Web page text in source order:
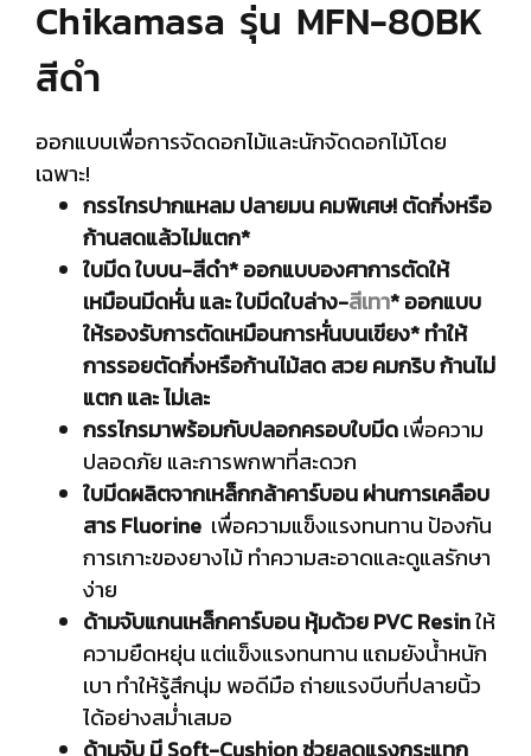
Chikamasa รุ่น MFN-80BK
สีดำ
ออกแบบเพื่อการจัดดอกไม้และนักจัดดอกไม้โดย
เฉพาะ!
กรรไกรปากแหลม ปลายมน คมพิเศษ! ตัดกิ่งหรือ
ก้านสดแล้วไม่แตก*
ใบมีด ใบบน-สีดำ* ออกแบบองศาการตัดให้
เหมือนมีดหั่น และ ใบมีดใบล่าง-สีเทา* ออกแบบ
ให้รองรับการตัดเหมือนการหั่นบนเขียง* ทำให้
การรอยตัดกิ่งหรือก้านไม้สด สวย คมกริบ ก้านไม่
แตก และ ไม่เละ
กรรไกรมาพร้อมกับปลอกครอบใบมีดเพื่อความ
ปลอดภัย และการพกพาที่สะดวก
ใบมีดผลิตจากเหล็กกล้าคาร์บอน ผ่านการเคลือบ
สาร Fluorine เพื่อความแข็งแรงทนทาน ป้องกัน
การเกาะของยางไม้ ทำความสะอาดและดูแลรักษา
ง่าย
ด้ามจับแกนเหล็กคาร์บอน หุ้มด้วย PVC Resinให้
ความยืดหยุ่น แต่แข็งแรงทนทาน แถมยังน้ำหนัก
เบา ทำให้รู้สึกนุ่ม พอดีมือ ถ่ายแรงบีบที่ปลายนิ้ว
ได้อย่างสม่ำเสมอ
ด้ามจับ มี Soft-Cushion ช่วยลดแรงกระแทก